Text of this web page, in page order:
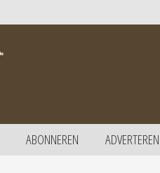
ABONNEREN ADVERTEREN